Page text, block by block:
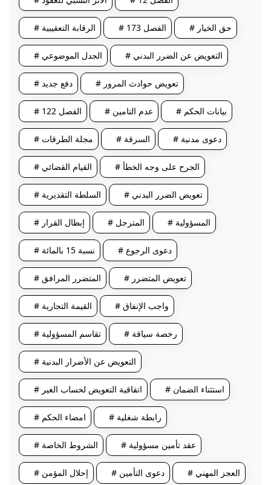
# الرقابة التعقيبية # الفصل 173 # حق الخيار
# الجدل الموضوعي # التعويض عن الضرر البدني
# دفع جديد # تعويض حوادث المرور
# الفصل 122 # عدم التامين # بيانات الحكم
# مجلة الطرقات # السرقة # دعوى مدنية
# القيام القضائي # الجرح على وجه الخطأ
# السلطة التقديرية # تعويض الضرر البدني
# إبطال القرار # المترجل # المسؤولية
# نسبة 15 بالمائة # دعوى الرجوع
# المتضرر المرافق # تعويض المتضرر
# القيمة التجارية # واجب الإنفاق
# تقاسم المسؤولية # رخصة سياقة
# التعويض عن الأضرار البدنية
# اتفاقية التعويض لحساب الغير # استثناء الضمان
# امضاء الحكم # رابطة شغلية
# الشروط الخاصة # عقد تأمين مسؤولية
# إحلال المؤمن # دعوى التأمين # العجز المهني